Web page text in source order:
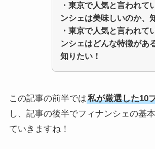
・東京で人気と言われて
ンシェは美味しいのか、
・東京で人気と言われて
ンシェはどんな特徴があ
知りたい！
この記事の前半では私が厳選した10
し、記事の後半でフィナンシェの基
ていきますね！